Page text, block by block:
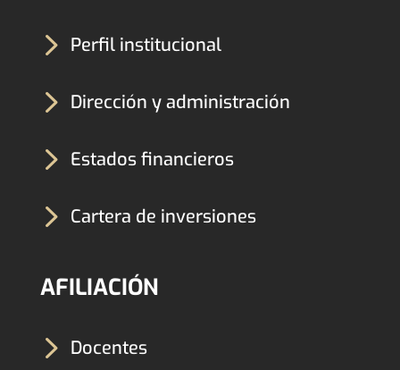
5 Perfil institucional
5 Dirección y administración
5 Estados financieros
5 Cartera de inversiones
AFILIACIÓN
5 Docentes